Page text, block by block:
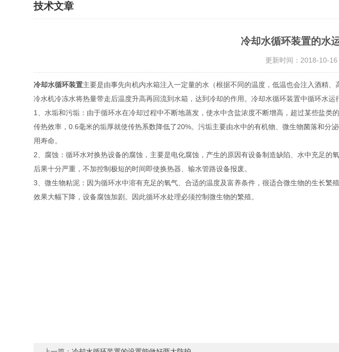
技术文章
冷却水循环装置的水
更新时间：2018-10-
冷却水循环装置主要是由事先向机内水箱注入一定量的水（根据不同的温度，低温也会注入酒精
冷水机冷冻水将热量带走后温度升高再回流到水箱，达到冷却的作用。冷却水循环装置中循环水运
1、水垢和污垢：由于循环水在冷却过程中不断地蒸发，使水中含盐浓度不断增高，超过某些盐
传热效率，0.6毫米的垢厚就使传热系数降低了20%。污垢主要由水中的有机物、微生物菌落和
用寿命。
2、腐蚀：循环水对换热设备的腐蚀，主要是电化腐蚀，产生的原因有设备制造缺陷、水中充足
后果十分严重，不加控制极短的时间即使换热器、输水管路设备报废。
3、微生物粘泥：因为循环水中溶有充足的氧气、合适的温度及富养条件，很适合微生物的生长
效果大幅下降，设备腐蚀加剧。因此循环水处理必须控制微生物的繁殖。